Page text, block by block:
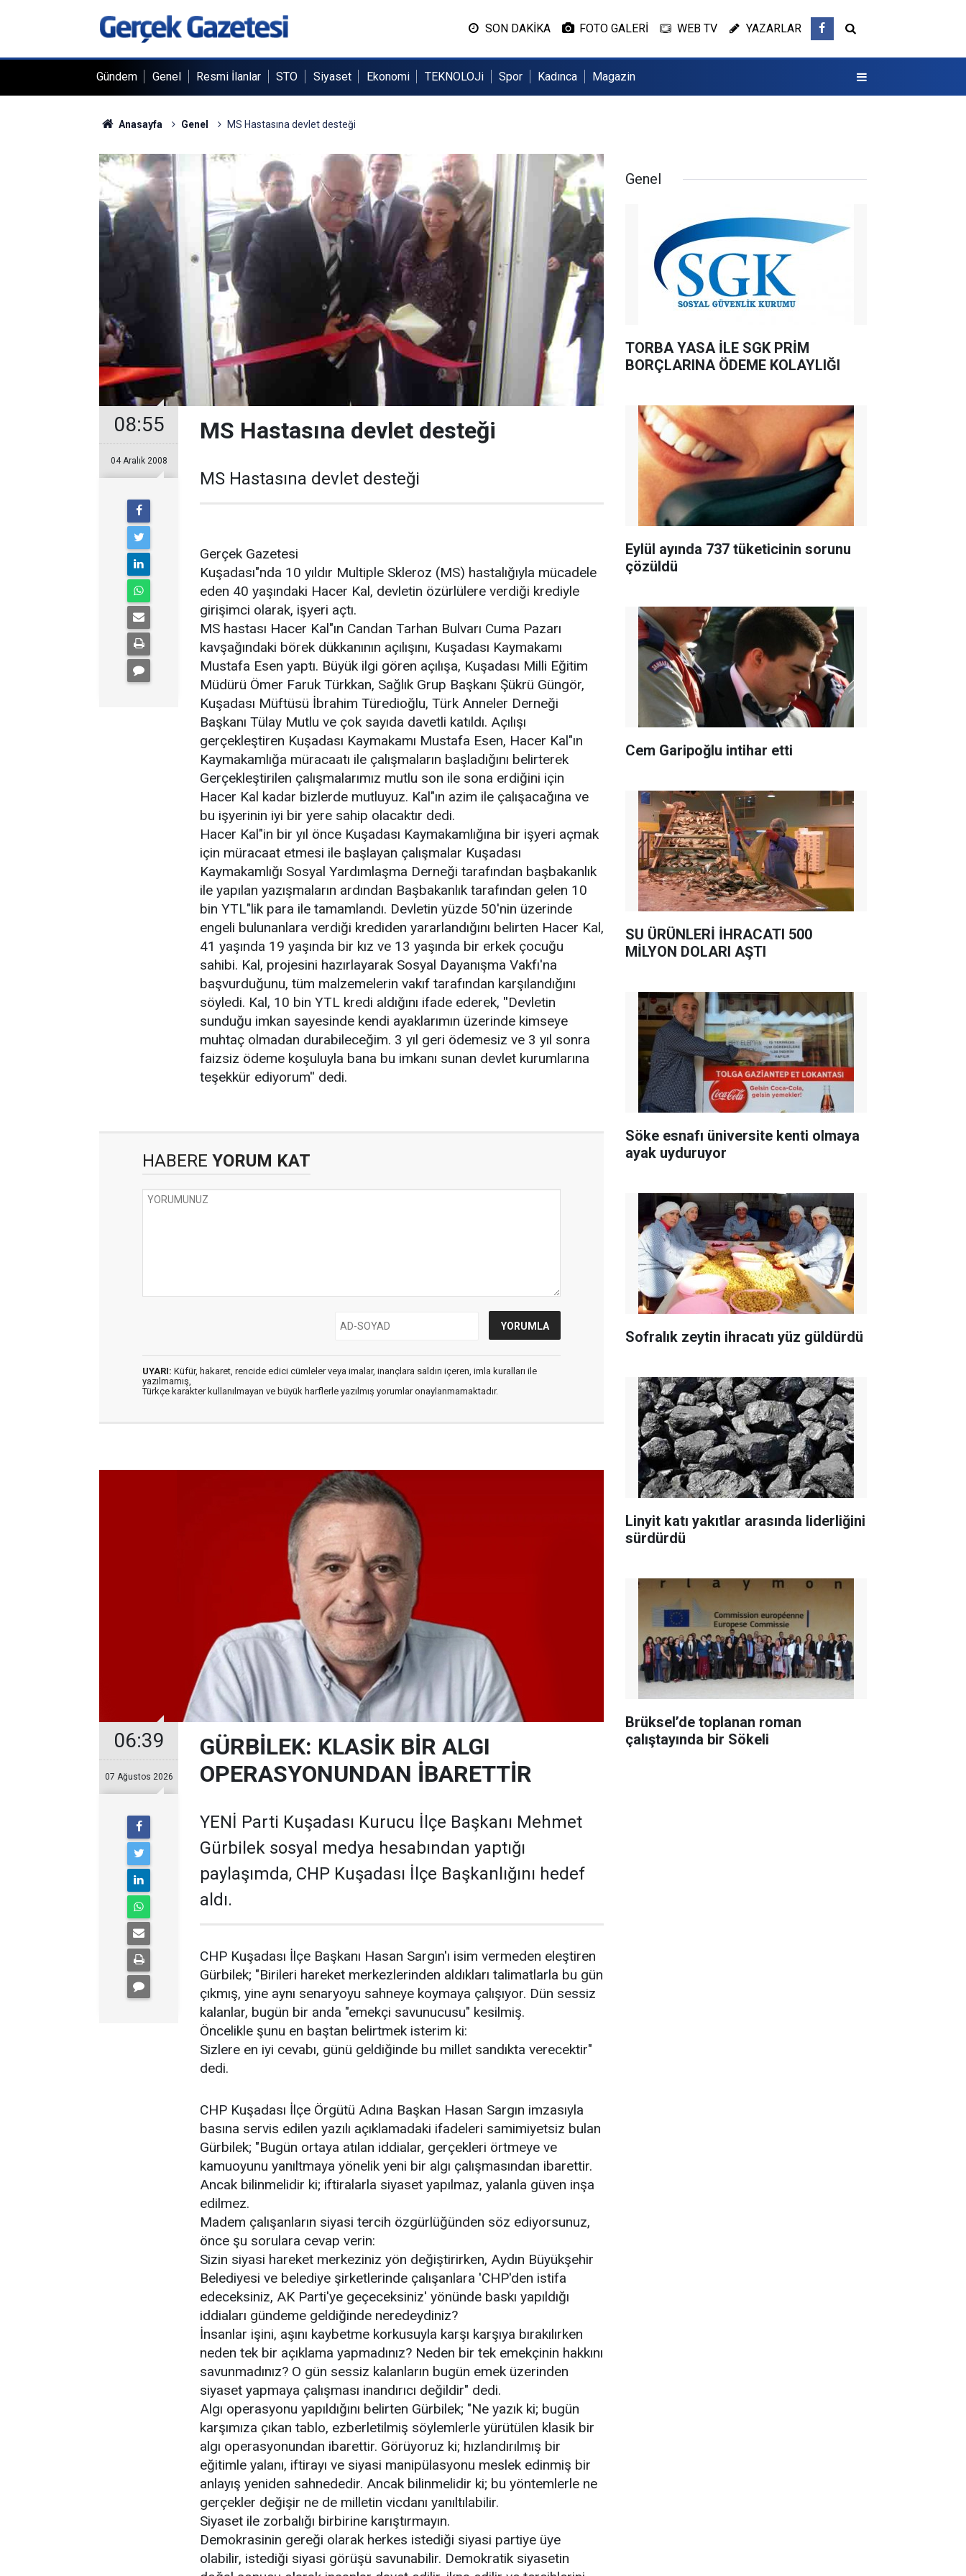
SON DAKİKA FOTO GALERİ WEB TV YAZARLAR
Gündem Genel Resmi İlanlar STO Siyaset Ekonomi TEKNOLOJi Spor Kadınca Magazin
Anasayfa Genel MS Hastasına devlet desteği
08:55
04 Aralık 2008
MS Hastasına devlet desteği
MS Hastasına devlet desteği
Gerçek Gazetesi
Kuşadası"nda 10 yıldır Multiple Skleroz (MS) hastalığıyla mücadele
eden 40 yaşındaki Hacer Kal, devletin özürlülere verdiği krediyle
girişimci olarak, işyeri açtı.
MS hastası Hacer Kal"ın Candan Tarhan Bulvarı Cuma Pazarı
kavşağındaki börek dükkanının açılışını, Kuşadası Kaymakamı
Mustafa Esen yaptı. Büyük ilgi gören açılışa, Kuşadası Milli Eğitim
Müdürü Ömer Faruk Türkkan, Sağlık Grup Başkanı Şükrü Güngör,
Kuşadası Müftüsü İbrahim Türedioğlu, Türk Anneler Derneği
Başkanı Tülay Mutlu ve çok sayıda davetli katıldı. Açılışı
gerçekleştiren Kuşadası Kaymakamı Mustafa Esen, Hacer Kal"ın
Kaymakamlığa müracaatı ile çalışmaların başladığını belirterek
Gerçekleştirilen çalışmalarımız mutlu son ile sona erdiğini için
Hacer Kal kadar bizlerde mutluyuz. Kal"ın azim ile çalışacağına ve
bu işyerinin iyi bir yere sahip olacaktır dedi.
Hacer Kal"in bir yıl önce Kuşadası Kaymakamlığına bir işyeri açmak
için müracaat etmesi ile başlayan çalışmalar Kuşadası
Kaymakamlığı Sosyal Yardımlaşma Derneği tarafından başbakanlık
ile yapılan yazışmaların ardından Başbakanlık tarafından gelen 10
bin YTL"lik para ile tamamlandı. Devletin yüzde 50'nin üzerinde
engeli bulunanlara verdiği krediden yararlandığını belirten Hacer Kal,
41 yaşında 19 yaşında bir kız ve 13 yaşında bir erkek çocuğu
sahibi. Kal, projesini hazırlayarak Sosyal Dayanışma Vakfı'na
başvurduğunu, tüm malzemelerin vakıf tarafından karşılandığını
söyledi. Kal, 10 bin YTL kredi aldığını ifade ederek, ''Devletin
sunduğu imkan sayesinde kendi ayaklarımın üzerinde kimseye
muhtaç olmadan durabileceğim. 3 yıl geri ödemesiz ve 3 yıl sonra
faizsiz ödeme koşuluyla bana bu imkanı sunan devlet kurumlarına
teşekkür ediyorum'' dedi.
HABERE YORUM KAT
UYARI: Küfür, hakaret, rencide edici cümleler veya imalar, inançlara saldırı içeren, imla kuralları ile
yazılmamış,
Türkçe karakter kullanılmayan ve büyük harflerle yazılmış yorumlar onaylanmamaktadır.
06:39
07 Ağustos 2026
GÜRBİLEK: KLASİK BİR ALGI
OPERASYONUNDAN İBARETTİR
YENİ Parti Kuşadası Kurucu İlçe Başkanı Mehmet
Gürbilek sosyal medya hesabından yaptığı
paylaşımda, CHP Kuşadası İlçe Başkanlığını hedef
aldı.
CHP Kuşadası İlçe Başkanı Hasan Sargın'ı isim vermeden eleştiren
Gürbilek; "Birileri hareket merkezlerinden aldıkları talimatlarla bu gün
çıkmış, yine aynı senaryoyu sahneye koymaya çalışıyor. Dün sessiz
kalanlar, bugün bir anda "emekçi savunucusu" kesilmiş.
Öncelikle şunu en baştan belirtmek isterim ki:
Sizlere en iyi cevabı, günü geldiğinde bu millet sandıkta verecektir"
dedi.
CHP Kuşadası İlçe Örgütü Adına Başkan Hasan Sargın imzasıyla
basına servis edilen yazılı açıklamadaki ifadeleri samimiyetsiz bulan
Gürbilek; "Bugün ortaya atılan iddialar, gerçekleri örtmeye ve
kamuoyunu yanıltmaya yönelik yeni bir algı çalışmasından ibarettir.
Ancak bilinmelidir ki; iftiralarla siyaset yapılmaz, yalanla güven inşa
edilmez.
Madem çalışanların siyasi tercih özgürlüğünden söz ediyorsunuz,
önce şu sorulara cevap verin:
Sizin siyasi hareket merkeziniz yön değiştirirken, Aydın Büyükşehir
Belediyesi ve belediye şirketlerinde çalışanlara 'CHP'den istifa
edeceksiniz, AK Parti'ye geçeceksiniz' yönünde baskı yapıldığı
iddiaları gündeme geldiğinde neredeydiniz?
İnsanlar işini, aşını kaybetme korkusuyla karşı karşıya bırakılırken
neden tek bir açıklama yapmadınız? Neden bir tek emekçinin hakkını
savunmadınız? O gün sessiz kalanların bugün emek üzerinden
siyaset yapmaya çalışması inandırıcı değildir" dedi.
Algı operasyonu yapıldığını belirten Gürbilek; "Ne yazık ki; bugün
karşımıza çıkan tablo, ezberletilmiş söylemlerle yürütülen klasik bir
algı operasyonundan ibarettir. Görüyoruz ki; hızlandırılmış bir
eğitimle yalanı, iftirayı ve siyasi manipülasyonu meslek edinmiş bir
anlayış yeniden sahnededir. Ancak bilinmelidir ki; bu yöntemlerle ne
gerçekler değişir ne de milletin vicdanı yanıltılabilir.
Siyaset ile zorbalığı birbirine karıştırmayın.
Demokrasinin gereği olarak herkes istediği siyasi partiye üye
olabilir, istediği siyasi görüşü savunabilir. Demokratik siyasetin
Genel
TORBA YASA İLE SGK PRİM
BORÇLARINA ÖDEME KOLAYLIĞI
Eylül ayında 737 tüketicinin sorunu
çözüldü
Cem Garipoğlu intihar etti
SU ÜRÜNLERİ İHRACATI 500
MİLYON DOLARI AŞTI
Söke esnafı üniversite kenti olmaya
ayak uyduruyor
Sofralık zeytin ihracatı yüz güldürdü
Linyit katı yakıtlar arasında liderliğini
sürdürdü
Brüksel’de toplanan roman
çalıştayında bir Sökeli